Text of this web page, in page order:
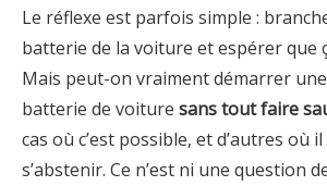
Le réflexe est parfois simple :
batterie de la voiture et espérer que
Mais peut-on vraiment démarrer
batterie de voiture sans tout faire
cas où c’est possible, et d’autres où
s’abstenir. Ce n’est ni une question